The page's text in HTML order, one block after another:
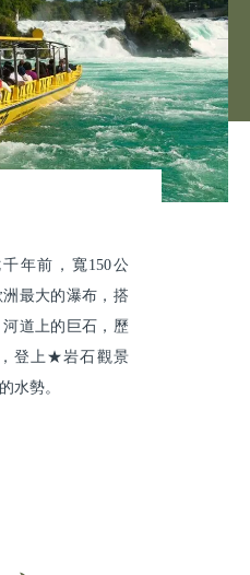
年前，寬150公
最大的瀑布，搭
道上的巨石，歷
登上★岩石觀景
水勢。